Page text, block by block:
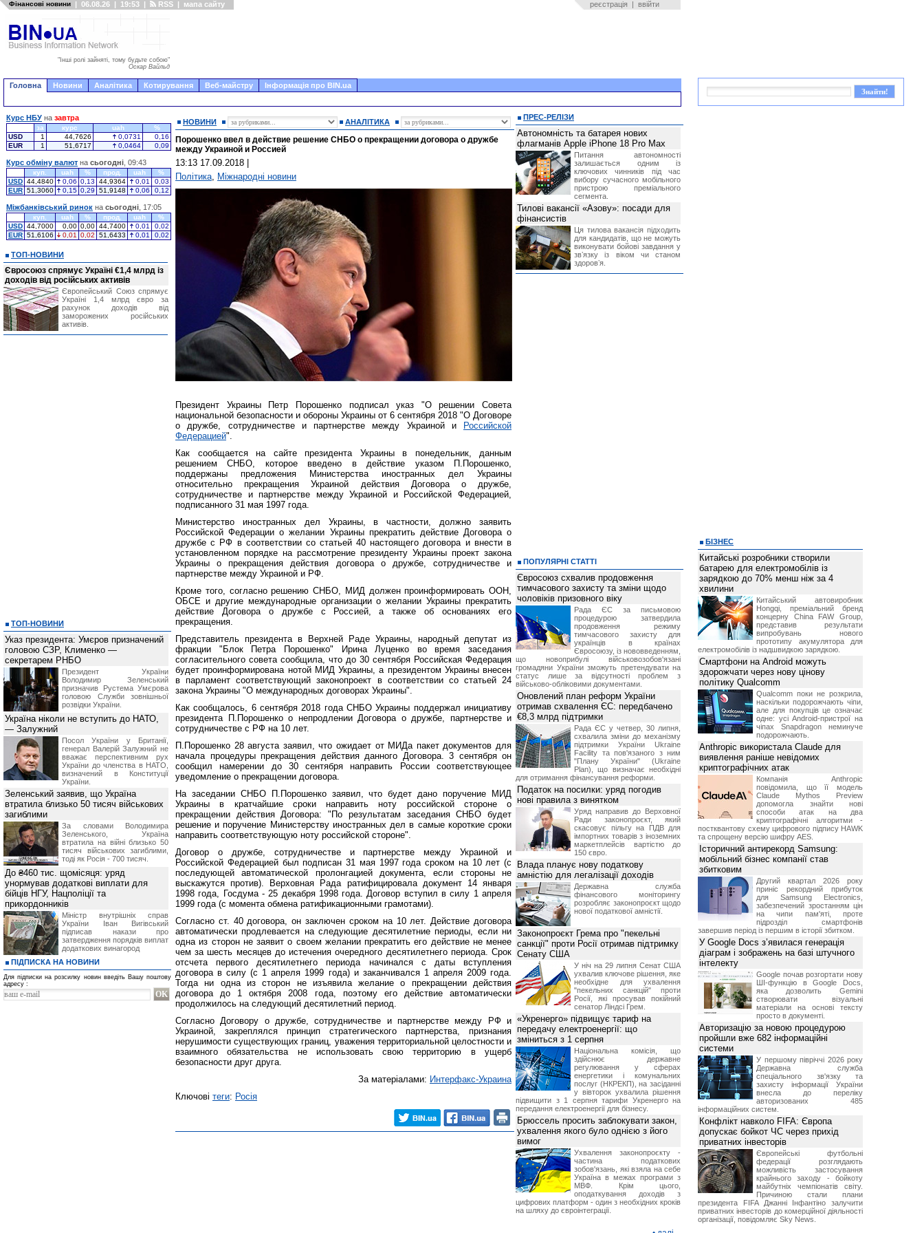
Фінансові новини | 06.08.26 | 19:53 | RSS | мапа сайту реєстрація | ввійти
"Інші ролі зайняті, тому будьте собою"
Оскар Вайльд
Головна Новини Аналітика Котирування Веб-майстру Інформація про BIN.ua
НОВИНИ АНАЛІТИКА
Порошенко ввел в действие решение СНБО о прекращении договора о дружбе
между Украиной и Россией
13:13 17.09.2018
Політика, Міжнародні новини
Президент Украины Петр Порошенко подписал указ "О решении Совета
национальной безопасности и обороны Украины от 6 сентября 2018 "О Договоре
о дружбе, сотрудничестве и партнерстве между Украиной и
Российской
Федерацией".
Как сообщается на сайте президента Украины в понедельник, данным
решением СНБО, которое введено в действие указом П.Порошенко,
поддержаны предложения Министерства иностранных дел Украины
относительно прекращения Украиной действия Договора о дружбе,
сотрудничестве и партнерстве между Украиной и Российской Федерацией,
подписанного 31 мая 1997 года.
Министерство иностранных дел Украины, в частности, должно заявить
Российской Федерации о желании Украины прекратить действие Договора о
дружбе с РФ в соответствии со статьей 40 настоящего договора и внести в
установленном порядке на рассмотрение президенту Украины проект закона
Украины о прекращения действия договора о дружбе, сотрудничестве и
партнерстве между Украиной и РФ.
Кроме того, согласно решению СНБО, МИД должен проинформировать ООН,
ОБСЕ и другие международные организации о желании Украины прекратить
действие Договора о дружбе с Россией, а также об основаниях его
прекращения.
Представитель президента в Верхней Раде Украины, народный депутат из
фракции "Блок Петра Порошенко" Ирина Луценко во время заседания
согласительного совета сообщила, что до 30 сентября Российская Федерация
будет проинформирована нотой МИД Украины, а президентом Украины внесен
в парламент соответствующий законопроект в соответствии со статьей 24
закона Украины "О международных договорах Украины".
Как сообщалось, 6 сентября 2018 года СНБО Украины поддержал инициативу
президента П.Порошенко о непродлении Договора о дружбе, партнерстве и
сотрудничестве с РФ на 10 лет.
П.Порошенко 28 августа заявил, что ожидает от МИДа пакет документов для
начала процедуры прекращения действия данного Договора. 3 сентября он
сообщил намерении до 30 сентября направить России соответствующее
уведомление о прекращении договора.
На заседании СНБО П.Порошенко заявил, что будет дано поручение МИД
Украины в кратчайшие сроки направить ноту российской стороне о
прекращении действия Договора: "По результатам заседания СНБО будет
решение и поручение Министерству иностранных дел в самые короткие сроки
направить соответствующую ноту российской стороне".
Договор о дружбе, сотрудничестве и партнерстве между Украиной и
Российской Федерацией был подписан 31 мая 1997 года сроком на 10 лет (с
последующей автоматической пролонгацией документа, если стороны не
выскажутся против). Верховная Рада ратифицировала документ 14 января
1998 года, Госдума - 25 декабря 1998 года. Договор вступил в силу 1 апреля
1999 года (с момента обмена ратификационными грамотами).
Согласно ст. 40 договора, он заключен сроком на 10 лет. Действие договора
автоматически продлевается на следующие десятилетние периоды, если ни
одна из сторон не заявит о своем желании прекратить его действие не менее
чем за шесть месяцев до истечения очередного десятилетнего периода. Срок
отсчета первого десятилетнего периода начинался с даты вступления
договора в силу (с 1 апреля 1999 года) и заканчивался 1 апреля 2009 года.
Тогда ни одна из сторон не изъявила желание о прекращении действия
договора до 1 октября 2008 года, поэтому его действие автоматически
продолжилось на следующий десятилетний период.
Согласно Договору о дружбе, сотрудничестве и партнерстве между РФ и
Украиной, закреплялся принцип стратегического партнерства, признания
нерушимости существующих границ, уважения территориальной целостности и
взаимного обязательства не использовать свою территорию в ущерб
безопасности друг друга.
За матеріалами: Интерфакс-Украина
Ключові теги: Росія
Курс НБУ на завтра
за курс uah
%
USD
1 44,7626 0,0731
0,16
EUR
1 51,6717 0,0464 0,09
Курс обміну валют на сьогодні , 09:43
куп. uah % прод. uah
%
USD 44,4840 0,06 0,13 44,9364 0,01
0,03
EUR 51,3060 0,15 0,29 51,9148 0,06 0,12
Міжбанківський ринок на сьогодні , 17:05
куп. uah % прод. uah
%
USD 44,7000 0,00 0,00 44,7400 0,01
0,02
EUR 51,6106 0,01 0,02 51,6433 0,01 0,02
ТОП-НОВИНИ
Євросоюз спрямує Україні €1,4 млрд із
доходів від російських активів
Європейський Союз спрямує
Україні 1,4 млрд євро за
рахунок доходів від
заморожених російських
активів.
ТОП-НОВИНИ
Указ президента: Умєров призначений
головою СЗР, Клименко —
секретарем РНБО
Президент України
Володимир Зеленський
призначив Pустема Умєрова
головою Служби зовнішньої
розвідки України.
Україна ніколи не вступить до НАТО,
— Залужний
Посол України у Британії,
генерал Валерій Залужний не
вважає перспективним рух
України до членства в НАТО,
визначений в Конституції
України.
Зеленський заявив, що Україна
втратила близько 50 тисяч військових
загиблими
За словами Володимира
Зеленського, Україна
втратила на війні близько 50
тисяч військових загиблими,
тоді як Росія - 700 тисяч.
До ₴460 тис. щомісяця: уряд
унормував додаткові виплати для
бійців НГУ, Нацполіції та
прикордонників
Міністр внутрішніх справ
України Іван Вигівський
підписав накази про
затвердження порядків виплат
додаткових винагород
ПІДПИСКА НА НОВИНИ
Для підписки на розсилку новин введіть Вашу поштову
адресу :
ПРЕС-РЕЛІЗИ
Автономність та батарея нових
флагманів Apple iPhone 18 Pro Max
Питання автономності
залишається одним із
ключових чинників під час
вибору сучасного мобільного
пристрою преміального
сегмента.
Тилові вакансії «Азову»: посади для
фінансистів
Ця тилова вакансія підходить
для кандидатів, що не можуть
виконувати бойові завдання у
звʼязку із віком чи станом
здоровʼя.
ПОПУЛЯРНІ СТАТТІ
Євросоюз схвалив продовження
тимчасового захисту та зміни щодо
чоловіків призовного віку
Рада ЄС за письмовою
процедурою затвердила
продовження режиму
тимчасового захисту для
українців в країнах
Євросоюзу, із нововведенням,
що новоприбулі військовозобов'язані
громадяни України зможуть претендувати на
статус лише за відсутності проблем з
військово-обліковими документами.
Оновлений план реформ України
отримав схвалення ЄС: передбачено
€8,3 млрд підтримки
Рада ЄС у четвер, 30 липня,
схвалила зміни до механізму
підтримки України Ukraine
Facility та пов'язаного з ним
"Плану України" (Ukraine
Plan), що визначає необхідні
для отримання фінансування реформи.
Податок на посилки: уряд погодив
нові правила з винятком
Уряд направив до Верховної
Ради законопроєкт, який
скасовує пільгу на ПДВ для
імпортних товарів з іноземних
маркетплейсів вартістю до
150 євро.
Влада планує нову податкову
амністію для легалізації доходів
Державна служба
фінансового моніторингу
розробляє законопроєкт щодо
нової податкової амністії.
Законопроєкт Грема про "пекельні
санкції" проти Росії отримав підтримку
Сенату США
У ніч на 29 липня Сенат США
ухвалив ключове рішення, яке
необхідне для ухвалення
"пекельних санкцій" проти
Росії, які просував покійний
сенатор Ліндсі Грем.
«Укренерго» підвищує тариф на
передачу електроенергії: що
зміниться з 1 серпня
Національна комісія, що
здійснює державне
регулювання у сферах
енергетики і комунальних
послуг (НКРЕКП), на засіданні
у вівторок ухвалила рішення
підвищити з 1 серпня тарифи Укренерго на
передання електроенергії для бізнесу.
Брюссель просить заблокувати закон,
ухвалення якого було однією з його
вимог
Ухвалення законопроєкту -
частина податкових
зобов'язань, які взяла на себе
Україна в межах програми з
МВФ. Крім цього,
оподаткування доходів з
цифрових платформ - один з необхідних кроків
на шляху до євроінтеграції.
БІЗНЕС
Китайські розробники створили
батарею для електромобілів із
зарядкою до 70% менш ніж за 4
хвилини
Китайський автовиробник
Hongqi, преміальний бренд
концерну China FAW Group,
представив результати
випробувань нового
прототипу акумулятора для
електромобілів із надшвидкою зарядкою.
Смартфони на Android можуть
здорожчати через нову цінову
політику Qualcomm
Qualcomm поки не розкрила,
наскільки подорожчають чіпи,
але для покупців це означає
одне: усі Android-пристрої на
чіпах Snapdragon неминуче
подорожчають.
Anthropic використала Claude для
виявлення раніше невідомих
криптографічних атак
Компанія Anthropic
повідомила, що її модель
Claude Mythos Preview
допомогла знайти нові
способи атак на два
криптографічні алгоритми -
постквантову схему цифрового підпису HAWK
та спрощену версію шифру AES.
Історичний антирекорд Samsung:
мобільний бізнес компанії став
збитковим
Другий квартал 2026 року
приніс рекордний прибуток
для Samsung Electronics,
забезпечений зростанням цін
на чипи пам'яті, проте
підрозділ смартфонів
завершив період із першим в історії збитком.
У Google Docs з’явилася генерація
діаграм і зображень на базі штучного
інтелекту
Google почав розгортати нову
ШІ-функцію в Google Docs,
яка дозволить Gemini
створювати візуальні
матеріали на основі тексту
просто в документі.
Авторизацію за новою процедурою
пройшли вже 682 інформаційні
системи
У першому півріччі 2026 року
Державна служба
спеціального зв'язку та
захисту інформації України
внесла до переліку
авторизованих 485
інформаційних систем.
Конфлікт навколо FIFA: Європа
допускає бойкот ЧС через прихід
приватних інвесторів
Європейські футбольні
федерації розглядають
можливість застосування
крайнього заходу - бойкоту
майбутніх чемпіонатів світу.
Причиною стали плани
президента FIFA Джанні Інфантіно залучити
приватних інвесторів до комерційної діяльності
організації, повідомляє Sky News.